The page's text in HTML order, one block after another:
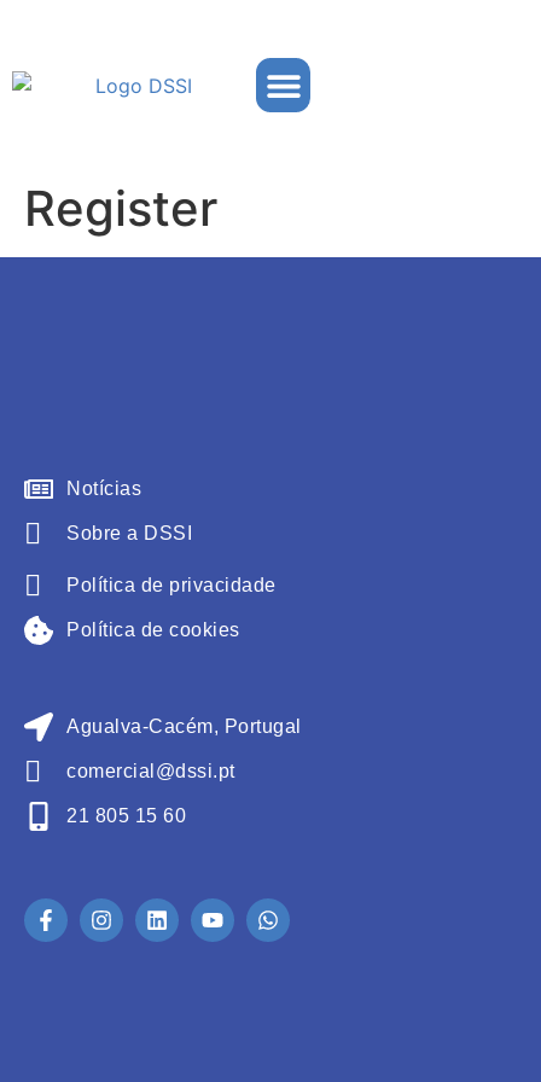
Register
Notícias
Sobre a DSSI
Política de privacidade
Política de cookies
Agualva-Cacém, Portugal
comercial@dssi.pt
21 805 15 60